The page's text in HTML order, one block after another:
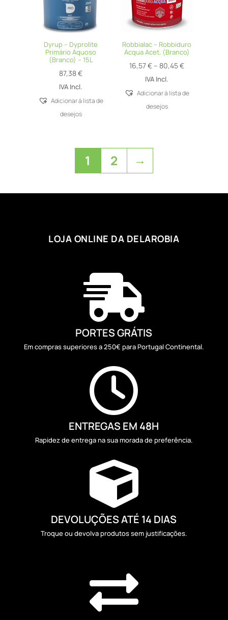
Dyrup – Dyprolite
Primário Aquoso
(Branco) – 15L
87,38€
IVA Incl.
Adicionar á lista de
desejos
Robbialac – Robbiduro
Acqua Acet. (Branco)
16,57€ – 80,45€Price
16,57 €
IVA Incl.
Adicionar á lista de
desejos
1 2 →
LOJA ONLINE DA DELAROBIA

PORTES GRÁTIS
Em compras superiores a 250€ para Portugal Continental.

ENTREGAS EM 48H
Rapidez de entrega na sua morada de preferência.

DEVOLUÇÕES ATÉ 14 DIAS
Troque ou devolva produtos sem justificações.
